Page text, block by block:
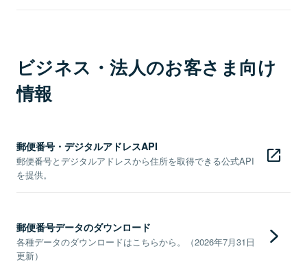
ビジネス・法人のお客さま向け
情報
郵便番号・デジタルアドレスAPI
郵便番号とデジタルアドレスから住所を取得できる公式API
を提供。
郵便番号データのダウンロード
各種データのダウンロードはこちらから。（2026年7月31日
更新）